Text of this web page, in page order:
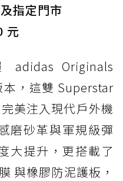
Low GORE-TEX：
技，雨天穿搭帥度不
14 GTX：搭
技，全方位防水神鞋
6 GORE-TEX：潮
水與街頭顏值一次攻
Evo GTX：越野
水與增高神器一次滿
指定門市
元
Originals
，這雙 Superstar
美注入現代戶外機
磨砂革與軍規級彈
大提升，更搭載了
與橡膠防泥護板，